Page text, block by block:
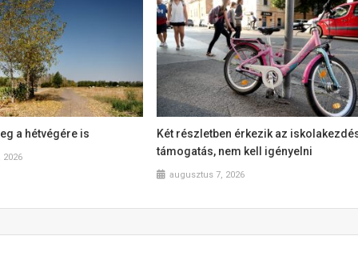
a hétvégére is
Két részletben érkezik az
támogatás, nem kell igényelni
augusztus 7, 2026